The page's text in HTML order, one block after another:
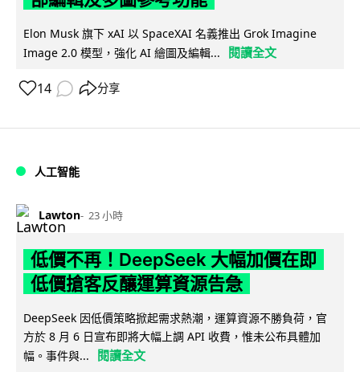
Elon Musk 旗下 xAI 以 SpaceXAI 名義推出 Grok Imagine
Image 2.0 模型，強化 AI 繪圖及編輯...
閱讀全文
14 分享
人工智能
Lawton 23 小時
低價不再！DeepSeek 大幅加價在即
低價搶客反釀運算資源告急
DeepSeek 因低價策略掀起需求熱潮，運算資源不勝負荷，官
方於 8 月 6 日宣布即將大幅上調 API 收費，惟未公布具體加
幅。事件與...
閱讀全文